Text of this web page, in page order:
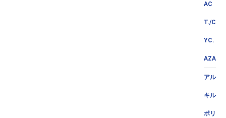
AC
T./C
YC.
AZA
アル
キル
ポリ